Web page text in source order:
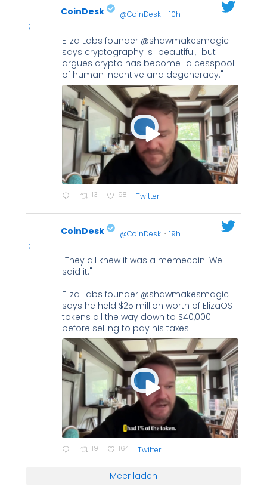
;
CoinDesk @CoinDesk · 10h
Eliza Labs founder @shawmakesmagic
says cryptography is "beautiful," but
argues crypto has become "a cesspool
of human incentive and degeneracy."
13 98 Twitter
;
CoinDesk @CoinDesk · 19h
"They all knew it was a memecoin. We
said it."
Eliza Labs founder @shawmakesmagic
says he held $25 million worth of ElizaOS
tokens all the way down to $40,000
before selling to pay his taxes.
19 164 Twitter
Meer laden